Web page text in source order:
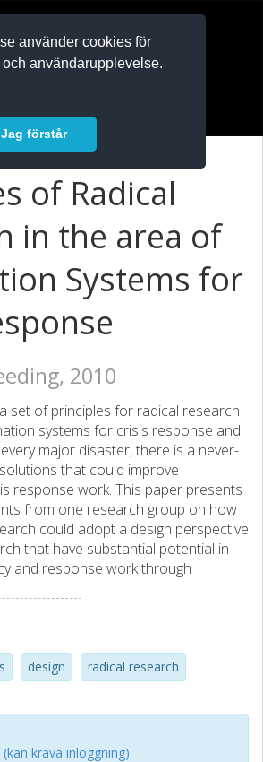
använder cookies för
användarupplevelse.
Jag förstår
of Radical
in the area of
Systems for
2010
set of principles for radical research
systems for crisis response and
major disaster, there is a never-
that could improve
response work. This paper presents
from one research group on how
could adopt a design perspective
that have substantial potential in
and response work through
design radical research
kräva inloggning)